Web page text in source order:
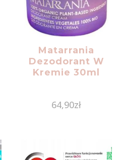
Matarrania
Dezodorant W
Kremie 30ml
64,90zł